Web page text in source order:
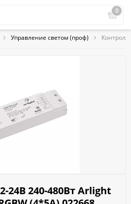
0
Управление светом (проф)
24В 240-480Вт Arlight